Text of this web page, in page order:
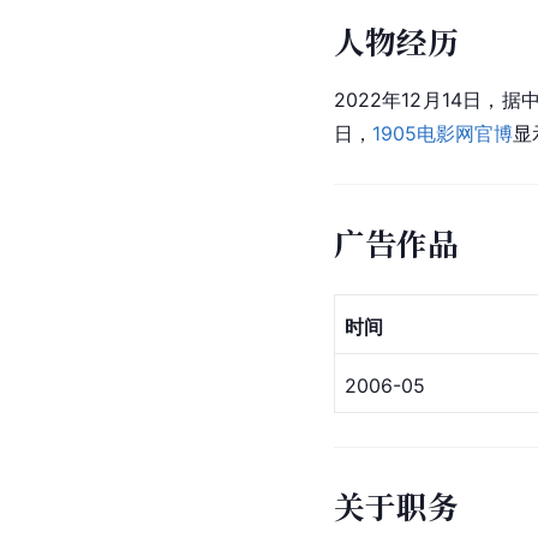
人物经历
2022年12月14日，据
日， 1905电影网官博
广告作品
时间
2006-05
关于职务